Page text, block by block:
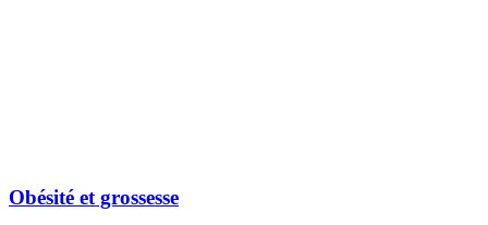
Obésité et grossesse